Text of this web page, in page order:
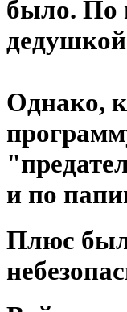
было. По
Однако,
и по
Плюс был